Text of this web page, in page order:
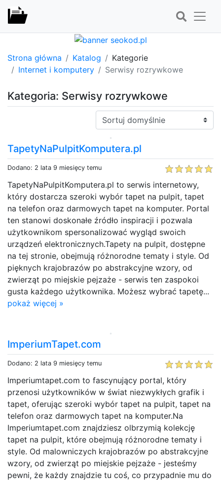
Strona główna Katalog
Kategorie
Internet i komputery
Serwisy rozrywkowe
Kategoria: Serwisy rozrywkowe
Sortuj:
TapetyNaPulpitKomputera.pl
Dodano: 2 lata 9 miesięcy temu
TapetyNaPulpitKomputera.pl to serwis internetowy,
który dostarcza szeroki wybór tapet na pulpit, tapet
na telefon oraz darmowych tapet na komputer. Portal
ten stanowi doskonałe źródło inspiracji i pozwala
użytkownikom spersonalizować wygląd swoich
urządzeń elektronicznych.Tapety na pulpit, dostępne
na tej stronie, obejmują różnorodne tematy i style. Od
pięknych krajobrazów po abstrakcyjne wzory, od
zwierząt po miejskie pejzaże - serwis ten zaspokoi
gusta każdego użytkownika. Możesz wybrać tapetę...
pokaż więcej »
ImperiumTapet.com
Dodano: 2 lata 9 miesięcy temu
Imperiumtapet.com to fascynujący portal, który
przenosi użytkowników w świat niezwykłych grafik i
tapet, oferując szeroki wybór tapet na pulpit, tapet na
telefon oraz darmowych tapet na komputer.Na
Imperiumtapet.com znajdziesz olbrzymią kolekcję
tapet na pulpit, które obejmują różnorodne tematy i
style. Od malowniczych krajobrazów po abstrakcyjne
wzory, od zwierząt po miejskie pejzaże - jesteśmy
pewni, że każdy znajdzie tu coś, co przypadnie mu do